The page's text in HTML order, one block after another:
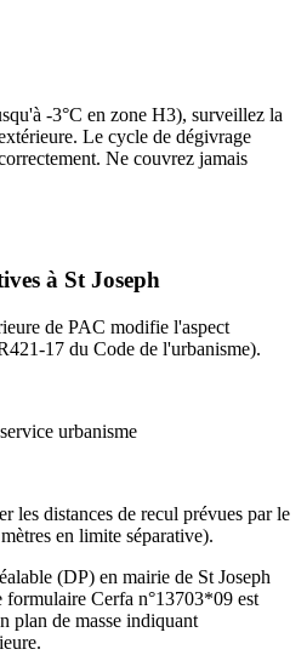
-3°C en zone H3), surveillez la
Le cycle de dégivrage
Ne couvrez jamais
à St Joseph
de PAC modifie l'aspect
17 du Code de l'urbanisme).
urbanisme
les distances de recul prévues par le
en limite séparative).
(DP) en mairie de St Joseph
formulaire Cerfa n°13703*09 est
plan de masse indiquant